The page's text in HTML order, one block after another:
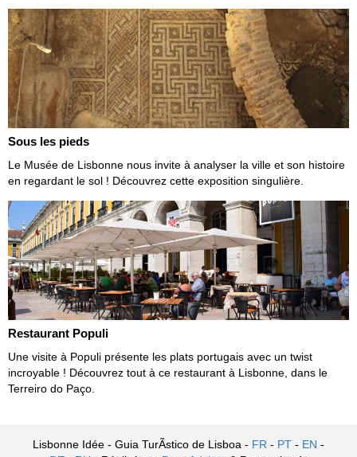
Sous les pieds
Le Musée de Lisbonne nous invite à analyser la ville et son histoire
en regardant le sol ! Découvrez cette exposition singulière.
Restaurant Populi
Une visite à Populi présente les plats portugais avec un twist
incroyable ! Découvrez tout à ce restaurant à Lisbonne, dans le
Terreiro do Paço.
Lisbonne Idée - Guia TurÃ­stico de Lisboa - FR - PT - EN -